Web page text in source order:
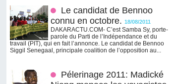
Le candidat de Bennoo
connu en octobre. 18/08/2011
DAKARACTU.COM- C’est Samba Sy, porte-
parole du Parti de l’Indépendance et du
travail (PIT), qui en fait l’annonce. Le candidat de Bennoo
Siggil Senegaal, principale coalition de l’opposition au...
Pélerinage 2011: Madické